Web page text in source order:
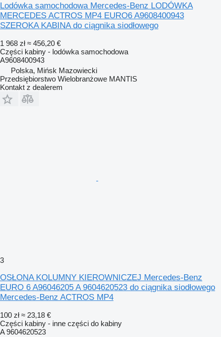
Lodówka samochodowa Mercedes-Benz LODÓWKA
MERCEDES ACTROS MP4 EURO6 A9608400943
SZEROKA KABINA do ciągnika siodłowego
1 968 zł ≈ 456,20 €
Części kabiny - lodówka samochodowa
A9608400943
Polska, Mińsk Mazowiecki
Przedsiębiorstwo Wielobranżowe MANTIS
Kontakt z dealerem
3
OSŁONA KOLUMNY KIEROWNICZEJ Mercedes-Benz
EURO 6 A96046205 A 9604620523 do ciągnika siodłowego
Mercedes-Benz ACTROS MP4
100 zł ≈ 23,18 €
Części kabiny - inne części do kabiny
A 9604620523